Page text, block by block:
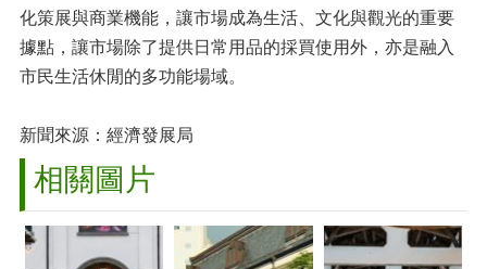
化策展與商業機能，讓市場成為生活、文化與觀光的重要
據點，讓市場除了提供日常用品的採買使用外，亦是融入
市民生活休閒的多功能場域。
新聞來源：經濟發展局
相關圖片